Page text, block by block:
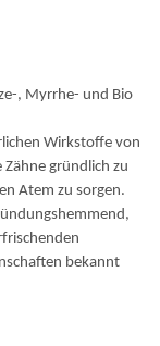
, Myrrhe- und Bio
Wirkstoffe von
gründlich zu
Atem zu sorgen.
bekannt